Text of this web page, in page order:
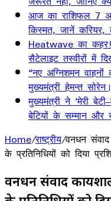
आज का राशिफल 7
किस्मत, जानें
Heatwave का
सैटेलाइट तस्वीरों में
“नए अग्निशमन वाहनों
मुख्यमंत्री हेमन्त
मुख्यमंत्री ने ‘मेरी
बेटियों के सम्मान और
Home/राष्ट्रीय/वनधन
के प्रतिनिधियों को दिया
वनधन संवाद